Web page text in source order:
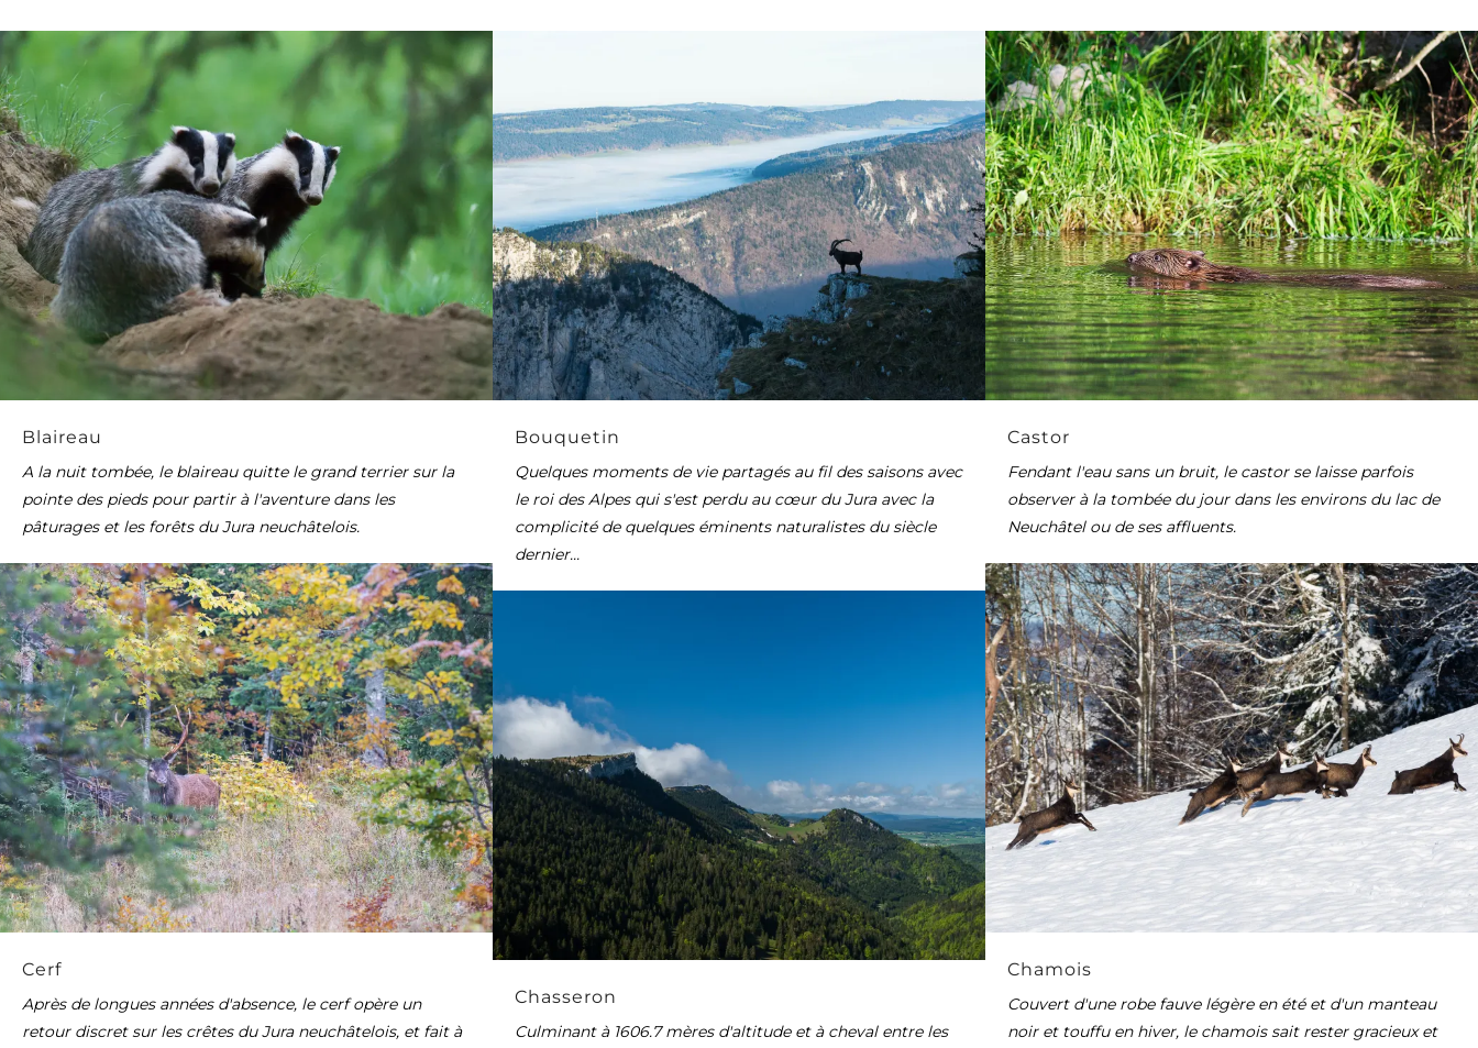
Blaireau
A la nuit tombée, le blaireau quitte le grand terrier sur la
pointe des pieds pour partir à l'aventure dans les
pâturages et les forêts du Jura neuchâtelois.
Bouquetin
Quelques moments de vie partagés au fil des saisons avec
le roi des Alpes qui s'est perdu au cœur du Jura avec la
complicité de quelques éminents naturalistes du siècle
dernier...
Castor
Fendant l'eau sans un bruit, le castor se laisse parfois
observer à la tombée du jour dans les environs du lac de
Neuchâtel ou de ses affluents.
Cerf
Après de longues années d'absence, le cerf opère un
retour discret sur les crêtes du Jura neuchâtelois, et fait à
Chamois
Couvert d'une robe fauve légère en été et d'un manteau
noir et touffu en hiver, le chamois sait rester gracieux et
Chasseron
Culminant à 1606.7 mères d'altitude et à cheval entre les